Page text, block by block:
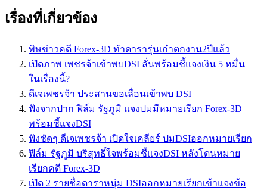
เรื่องที่เกี่ยวข้อง
พิษข่าวคดี Forex-3D ทำดารารุ่นเก๋าตกงาน2ปีแล้ว
เปิดภาพ เพชรจ้าเข้าพบDSI ลั่นพร้อมชี้แจงเงิน 5 หมื่น
ในเรื่องนี้?
ดีเจเพชรจ้า ประสานขอเลื่อนเข้าพบ DSI
ฟังจากปาก ฟิล์ม รัฐภูมิ แจงปมมีหมายเรียก Forex-3D
พร้อมชี้แจงDSI
ฟังชัดๆ ดีเจเพชรจ้า เปิดใจเคลียร์ ปมDSIออกหมายเรียก
ฟิล์ม รัฐภูมิ บริสุทธิ์ใจพร้อมชี้แจงDSI หลังโดนหมาย
เรียกคดี Forex-3D
เปิด 2 รายชื่อดาราหนุ่ม DSIออกหมายเรียกเข้าแจงข้อ